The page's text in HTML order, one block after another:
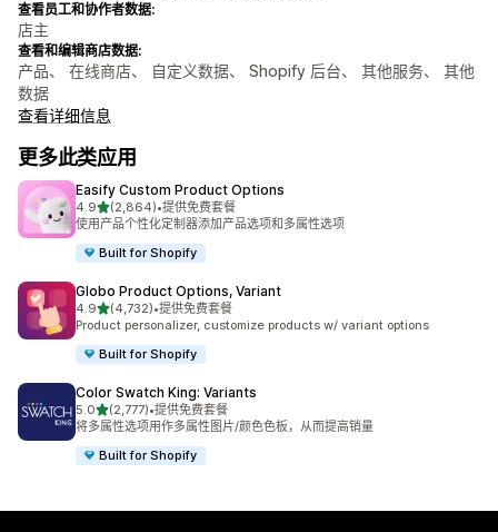
查看员工和协作者数据:
店主
查看和编辑商店数据:
产品、 在线商店、 自定义数据、 Shopify 后台、 其他服务、 其他
数据
查看详细信息
更多此类应用
Easify Custom Product Options
4.9星（满分 5 星）
(2,864)
总共 2864 条评论
•提供免费套餐
使用产品个性化定制器添加产品选项和多属性选项
Built for Shopify
Globo Product Options, Variant
4.9星（满分 5 星）
(4,732)
总共 4732 条评论
•提供免费套餐
Product personalizer, customize products w/ variant options
Built for Shopify
Color Swatch King: Variants
5.0星（满分 5 星）
(2,777)
总共 2777 条评论
•提供免费套餐
将多属性选项用作多属性图片/颜色色板，从而提高销量
Built for Shopify